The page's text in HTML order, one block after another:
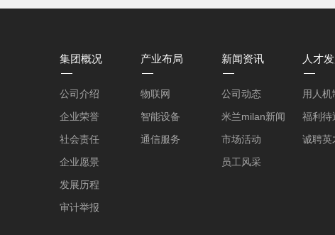
集团概况
公司介绍
企业荣誉
社会责任
企业愿景
发展历程
审计举报
产业布局
物联网
智能设备
通信服务
新闻资讯
公司动态
米兰milan新闻
市场活动
员工风采
人才
用人机
福利待
诚聘英